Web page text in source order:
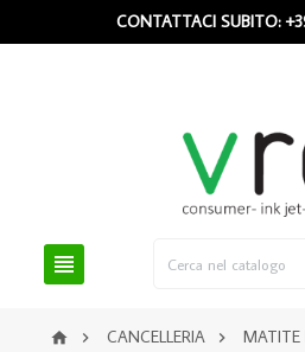
CONTATTACI SUBITO:

  CANCELLERIA  MATITE